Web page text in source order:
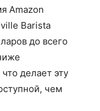
Amazon
Barista
до всего
делает эту
чем